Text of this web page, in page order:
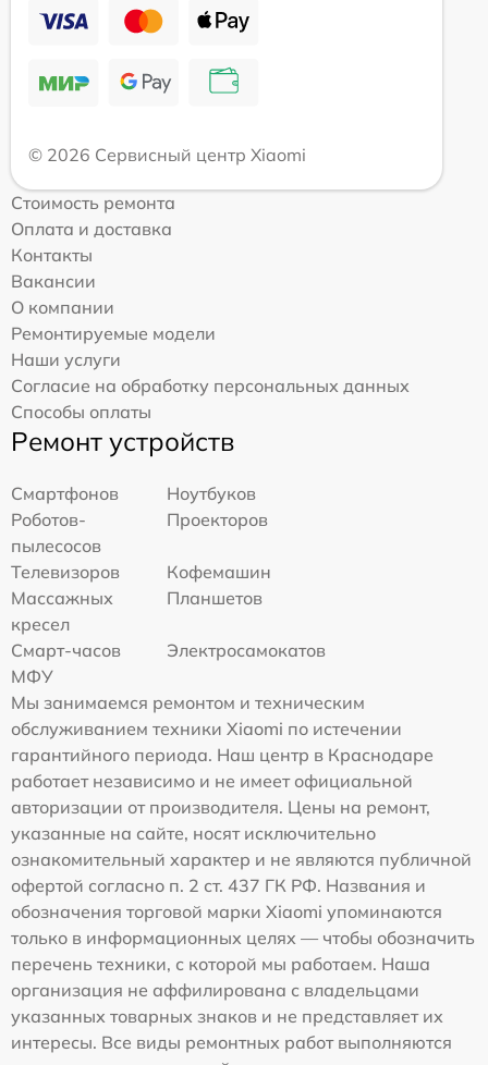
© 2026 Сервисный центр Xiaomi
Стоимость ремонта
Оплата и доставка
Контакты
Вакансии
О компании
Ремонтируемые модели
Наши услуги
Согласие на обработку персональных данных
Способы оплаты
Ремонт устройств
Смартфонов
Ноутбуков
Роботов-
пылесосов
Проекторов
Телевизоров
Кофемашин
Массажных
кресел
Планшетов
Смарт-часов
Электросамокатов
МФУ
Мы занимаемся ремонтом и техническим
обслуживанием техники Xiaomi по истечении
гарантийного периода. Наш центр в Краснодаре
работает независимо и не имеет официальной
авторизации от производителя. Цены на ремонт,
указанные на сайте, носят исключительно
ознакомительный характер и не являются публичной
офертой согласно п. 2 ст. 437 ГК РФ. Названия и
обозначения торговой марки Xiaomi упоминаются
только в информационных целях — чтобы обозначить
перечень техники, с которой мы работаем. Наша
организация не аффилирована с владельцами
указанных товарных знаков и не представляет их
интересы. Все виды ремонтных работ выполняются